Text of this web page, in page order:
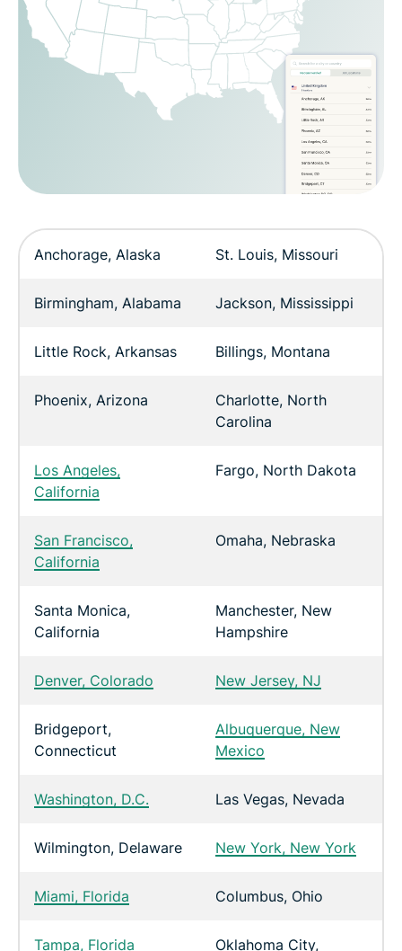
Anchorage, Alaska St. Louis, Missouri
Birmingham, Alabama Jackson, Mississippi
Little Rock, Arkansas Billings, Montana
Phoenix, Arizona
Charlotte, North
Carolina
Los Angeles,
California
Fargo, North Dakota
San Francisco,
California
Omaha, Nebraska
Santa Monica,
California
Manchester, New
Hampshire
Denver, Colorado New Jersey, NJ
Bridgeport,
Connecticut
Albuquerque, New
Mexico
Washington, D.C. Las Vegas, Nevada
Wilmington, Delaware New York, New York
Miami, Florida Columbus, Ohio
Tampa, Florida
Oklahoma City,